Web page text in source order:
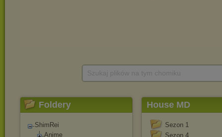
Foldery
ShimRei
Anime
House MD
Sezon 1
Sezon 4